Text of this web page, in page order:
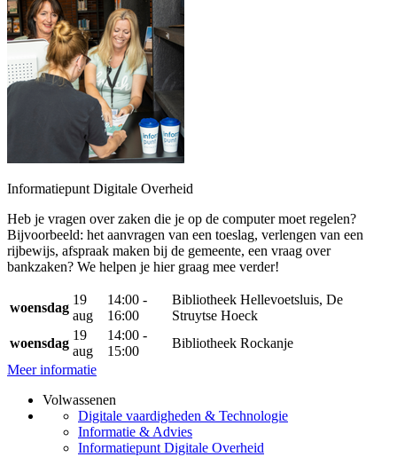
Informatiepunt Digitale Overheid
Heb je vragen over zaken die je op de computer moet regelen?
Bijvoorbeeld: het aanvragen van een toeslag, verlengen van een
rijbewijs, afspraak maken bij de gemeente, een vraag over
bankzaken? We helpen je hier graag mee verder!
woensdag
19
aug
14:00 -
16:00
Bibliotheek Hellevoetsluis, De
Struytse Hoeck
woensdag
19
aug
14:00 -
15:00
Bibliotheek Rockanje
Meer informatie
Volwassenen
Digitale vaardigheden & Technologie
Informatie & Advies
Informatiepunt Digitale Overheid